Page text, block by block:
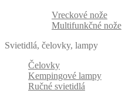
Vreckové nože
Multifunkčné nože
Svietidlá, čelovky, lampy
Čelovky
Kempingové lampy
Ručné svietidlá